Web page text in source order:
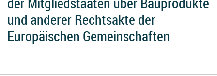
und anderer Rechtsakte der
Europäischen Gemeinschaften